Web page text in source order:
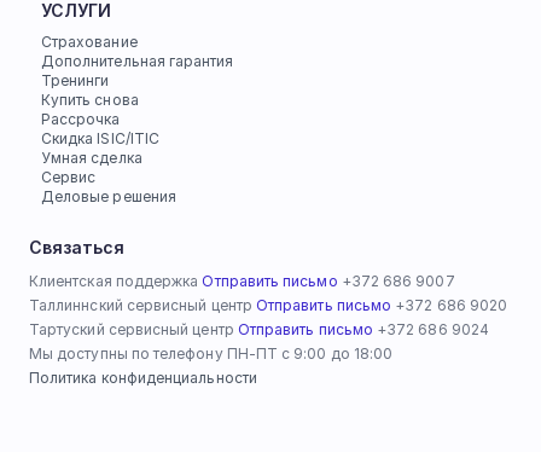
УСЛУГИ
Страхование
Дополнительная гарантия
Тренинги
Купить снова
Рассрочка
Скидка ISIC/ITIC
Умная сделка
Сервис
Деловые решения
Связаться
Клиентская поддержка Отправить письмо +372 686 9007
Таллиннский сервисный центр Отправить письмо +372 686 9020
Тартуский сервисный центр Отправить письмо +372 686 9024
Мы доступны по телефону ПН-ПТ с 9:00 до 18:00
Политика конфиденциальности